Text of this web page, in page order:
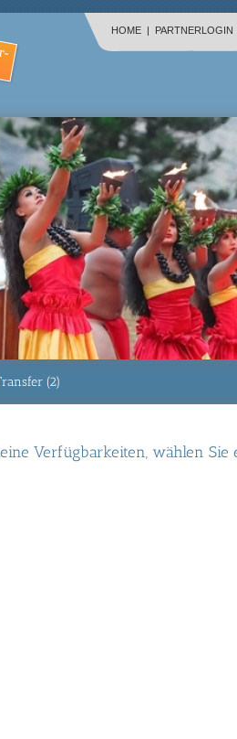
HOME | PARTNERLOGIN
(2)
Verfügbarkeiten, wählen